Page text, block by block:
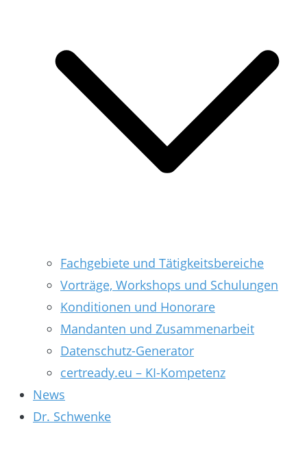
Fachgebiete und Tätigkeitsbereiche
Vorträge, Workshops und Schulungen
Konditionen und Honorare
Mandanten und Zusammenarbeit
Datenschutz-Generator
certready.eu – KI-Kompetenz
News
Dr. Schwenke